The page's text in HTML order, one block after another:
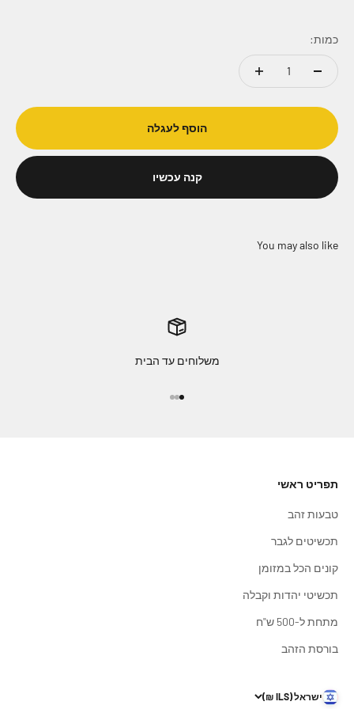
כמות:
הוסף לעגלה
קנה עכשיו
משלוחים עד הבית
תפריט ראשי
טבעות זהב
תכשיטים לגבר
קונים הכל במזומן
תכשיטי יהדות וקבלה
מתחת ל-500 ש"ח
בורסת הזהב
ישראל (ILS ₪)